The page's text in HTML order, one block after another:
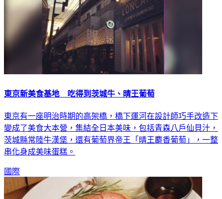
東京新美食基地 吃得到茨城牛、晴王葡萄
東京有一座明治時期的高架橋，橋下運河在設計師巧手改造下
變成了美食大本營，集結全日本美味，包括青森八戶仙貝汁，
茨城縣常陸牛漢堡，還有葡萄界帝王「晴王麝香葡萄」，一整
串化身成美味蛋糕。
國際